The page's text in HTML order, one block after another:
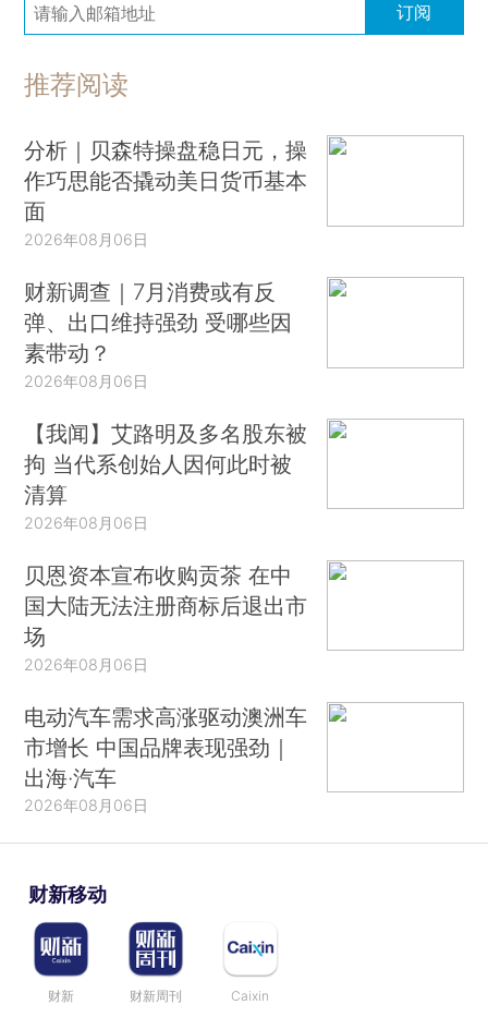
订阅
推荐阅读
分析｜贝森特操盘稳日元，操
作巧思能否撬动美日货币基本
面
2026年08月06日
财新调查｜7月消费或有反
弹、出口维持强劲 受哪些因
素带动？
2026年08月06日
【我闻】艾路明及多名股东被
拘 当代系创始人因何此时被
清算
2026年08月06日
贝恩资本宣布收购贡茶 在中
国大陆无法注册商标后退出市
场
2026年08月06日
电动汽车需求高涨驱动澳洲车
市增长 中国品牌表现强劲｜
出海·汽车
2026年08月06日
财新移动
财新 财新周刊 Caixin